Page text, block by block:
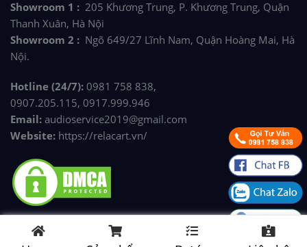
Showroom 1 : 205 Khương Trung, P. Khương Trung, Quận
Thanh Xuân, Hà Nội
Showroom 2 : Ngõ 649/27 Lĩnh Nam, Quận Hoàng Mai, Hà
Nội.
Hotline (24/7): 0981 758 838,
0907.205.115, 0917.999.946
Email: audioservice2019@gmail.com
Website: https://relacart.vn/